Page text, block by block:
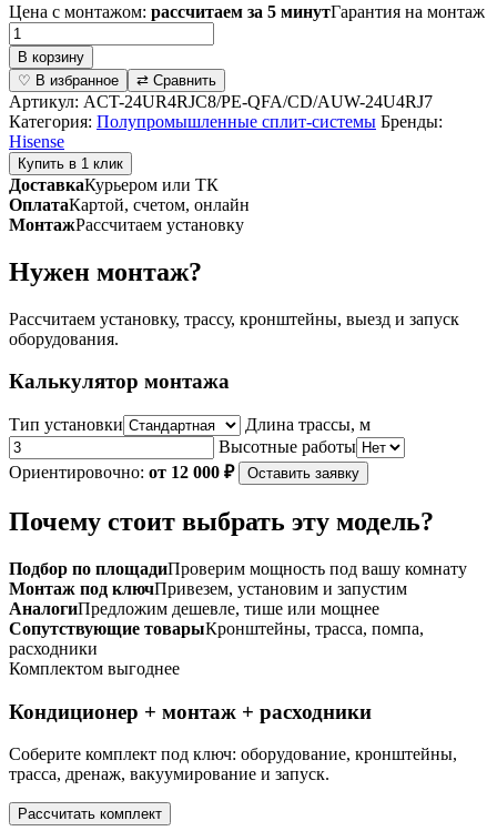
Цена с монтажом: рассчитаем за 5 минутГарантия на монтаж
Количество
товара
Инверторная
сплит-
система
кассетного
типа
серии
HEAVY
EU
DC
R32
ACT-
24UR4RJC8/PE-
QFA/CD/AUW-
24U4RJ7
(комплект)
В корзину
♡ В избранное
⇄ Сравнить
Артикул: ACT-24UR4RJC8/PE-QFA/CD/AUW-24U4RJ7
Категория: Полупромышленные сплит-системы Бренды:
Hisense
Купить в 1 клик
ДоставкаКурьером или ТК
ОплатаКартой, счетом, онлайн
МонтажРассчитаем установку
Нужен монтаж?
Рассчитаем установку, трассу, кронштейны, выезд и запуск
оборудования.
Калькулятор монтажа
Тип установки
Длина трассы, м
Высотные работы
Ориентировочно: от 12 000 ₽ Оставить заявку
Почему стоит выбрать эту модель?
Подбор по площадиПроверим мощность под вашу комнату
Монтаж под ключПривезем, установим и запустим
АналогиПредложим дешевле, тише или мощнее
Сопутствующие товарыКронштейны, трасса, помпа,
расходники
Комплектом выгоднее
Кондиционер + монтаж + расходники
Соберите комплект под ключ: оборудование, кронштейны,
трасса, дренаж, вакуумирование и запуск.
Рассчитать комплект